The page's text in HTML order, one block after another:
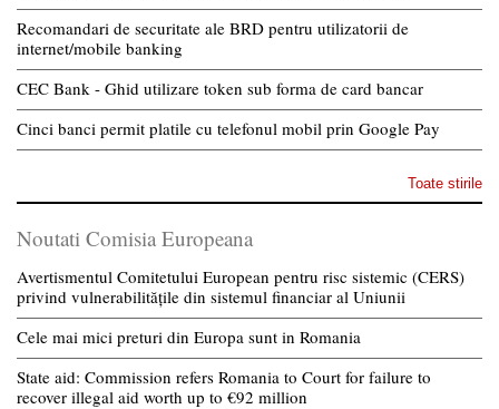
Recomandari de securitate ale BRD pentru utilizatorii de
internet/mobile banking
CEC Bank - Ghid utilizare token sub forma de card bancar
Cinci banci permit platile cu telefonul mobil prin Google Pay
Toate stirile
Noutati Comisia Europeana
Avertismentul Comitetului European pentru risc sistemic (CERS)
privind vulnerabilitățile din sistemul financiar al Uniunii
Cele mai mici preturi din Europa sunt in Romania
State aid: Commission refers Romania to Court for failure to
recover illegal aid worth up to €92 million